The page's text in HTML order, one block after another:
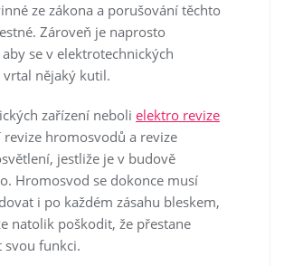
ze zákona a porušování těchto
Zároveň je naprosto
se v elektrotechnických
vrtal nějaký kutil.
zařízení neboli elektro revize
hromosvodů a revize
jestliže je v budově
Hromosvod se dokonce musí
i po každém zásahu bleskem,
natolik poškodit, že přestane
svou funkci.